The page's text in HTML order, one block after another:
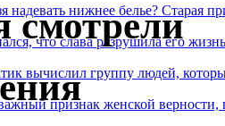
надевать нижнее белье? Старая
что слава разрушила его
вычислил группу людей,
признак женской
смотрели